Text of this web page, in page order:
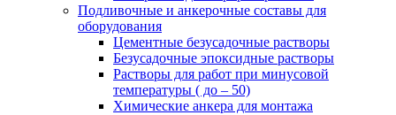
Подливочные и анкерочные составы для
оборудования
Цементные безусадочные растворы
Безусадочные эпоксидные растворы
Растворы для работ при минусовой
температуры ( до – 50)
Химические анкера для монтажа